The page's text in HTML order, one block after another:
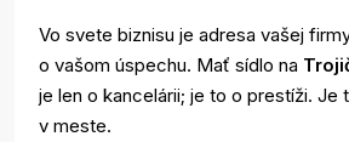
Vo svete biznisu je adresa vašej
o vašom úspechu. Mať sídlo na
je len o kancelárii; je to o prestíži. Je
v meste.